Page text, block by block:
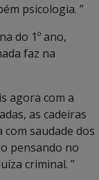
psicologia. ”
do 1º ano,
faz na
agora com a
as cadeiras
saudade dos
pensando no
criminal. ”